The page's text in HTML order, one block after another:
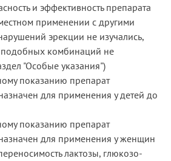
и эффективность препарата
применении с другими
эрекции не изучались,
комбинаций не
"Особые указания")
показанию препарат
для применения у детей до
показанию препарат
для применения у женщин
лактозы, глюкозо-